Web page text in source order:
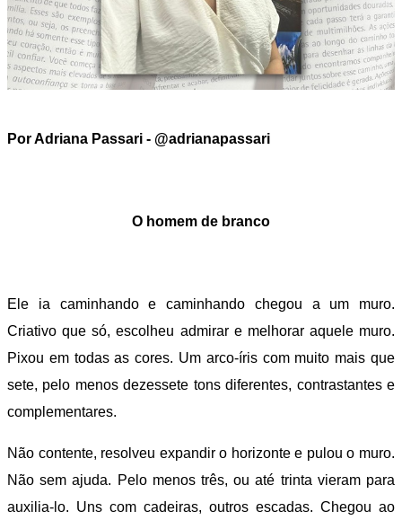
Por Adriana Passari - @adrianapassari
O homem de branco
Ele ia caminhando e caminhando chegou a um muro.
Criativo que só, escolheu admirar e melhorar aquele muro.
Pixou em todas as cores. Um arco-íris com muito mais que
sete, pelo menos dezessete tons diferentes, contrastantes e
complementares.
Não contente, resolveu expandir o horizonte e pulou o muro.
Não sem ajuda. Pelo menos três, ou até trinta vieram para
auxilia-lo. Uns com cadeiras, outros escadas. Chegou ao